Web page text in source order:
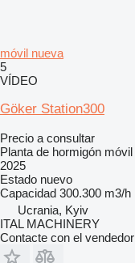
móvil nueva
5
VÍDEO
Göker Station300
Precio a consultar
Planta de hormigón móvil
2025
Estado nuevo
Capacidad 300.300 m3/h
Ucrania, Kyiv
ITAL MACHINERY
Contacte con el vendedor